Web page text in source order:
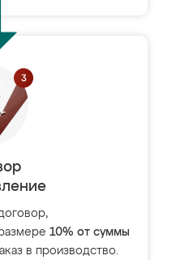
10% от суммы
в производство.